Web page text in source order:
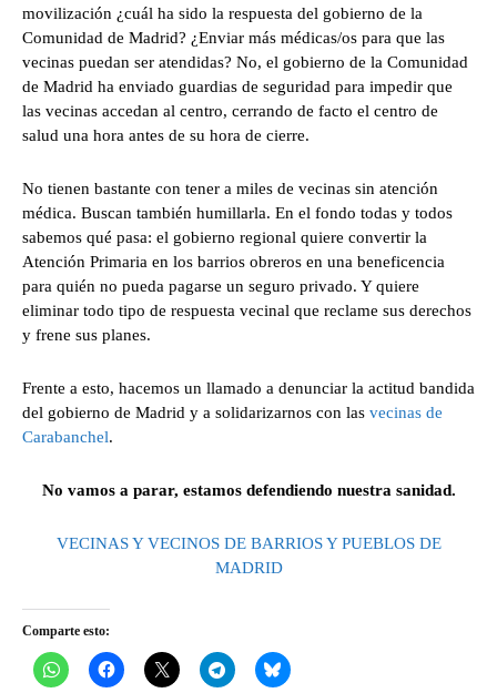
movilización ¿cuál ha sido la respuesta del gobierno de la
Comunidad de Madrid? ¿Enviar más médicas/os para que las
vecinas puedan ser atendidas? No, el gobierno de la Comunidad
de Madrid ha enviado guardias de seguridad para impedir que
las vecinas accedan al centro, cerrando de facto el centro de
salud una hora antes de su hora de cierre.
No tienen bastante con tener a miles de vecinas sin atención
médica. Buscan también humillarla. En el fondo todas y todos
sabemos qué pasa: el gobierno regional quiere convertir la
Atención Primaria en los barrios obreros en una beneficencia
para quién no pueda pagarse un seguro privado. Y quiere
eliminar todo tipo de respuesta vecinal que reclame sus derechos
y frene sus planes.
Frente a esto, hacemos un llamado a denunciar la actitud bandida
del gobierno de Madrid y a solidarizarnos con las vecinas de
Carabanchel.
No vamos a parar, estamos defendiendo nuestra sanidad.
VECINAS Y VECINOS DE BARRIOS Y PUEBLOS DE
MADRID
Comparte esto: